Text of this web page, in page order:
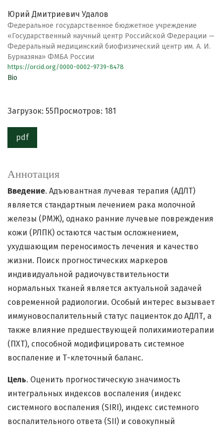
Юрий Дмитриевич Удалов
Федеральное государственное бюджетное учреждение
«Государственный научный центр Российской Федерации —
Федеральный медицинский биофизический центр им. А. И.
Бурназяна» ФМБА России
https://orcid.org/0000-0002-9739-8478
Bio
Загрузок: 55 Просмотров: 181
pdf
Аннотация
Введение. Адъювантная лучевая терапия (АДЛТ)
является стандартным лечением рака молочной
железы (РМЖ), однако ранние лучевые повреждения
кожи (РЛПК) остаются частым осложнением,
ухудшающим переносимость лечения и качество
жизни. Поиск прогностических маркеров
индивидуальной радиочувствительности
нормальных тканей является актуальной задачей
современной радиологии. Особый интерес вызывает
иммуновоспалительный статус пациенток до АДЛТ, а
также влияние предшествующей полихимиотерапии
(ПХТ), способной модифицировать системное
воспаление и Т-клеточный баланс.
Цель. Оценить прогностическую значимость
интегральных индексов воспаления (индекс
системного воспаления (SIRI), индекс системного
воспалительного ответа (SII) и совокупный